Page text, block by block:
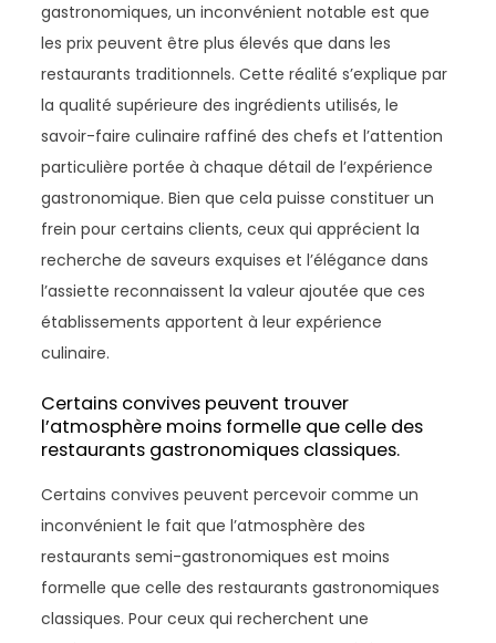
gastronomiques, un inconvénient notable est que
les prix peuvent être plus élevés que dans les
restaurants traditionnels. Cette réalité s’explique par
la qualité supérieure des ingrédients utilisés, le
savoir-faire culinaire raffiné des chefs et l’attention
particulière portée à chaque détail de l’expérience
gastronomique. Bien que cela puisse constituer un
frein pour certains clients, ceux qui apprécient la
recherche de saveurs exquises et l’élégance dans
l’assiette reconnaissent la valeur ajoutée que ces
établissements apportent à leur expérience
culinaire.
Certains convives peuvent trouver
l’atmosphère moins formelle que celle des
restaurants gastronomiques classiques.
Certains convives peuvent percevoir comme un
inconvénient le fait que l’atmosphère des
restaurants semi-gastronomiques est moins
formelle que celle des restaurants gastronomiques
classiques. Pour ceux qui recherchent une